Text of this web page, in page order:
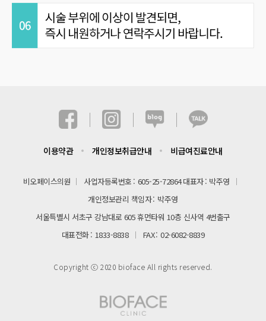
이용약관 개인정보취급안내 비급여진료안내
비오페이스의원 사업자등록번호 605-25-72864대표자 박주영
개인정보관리 책임자 박주영
서울특별시 서초구 강남대로 605 휴먼타워 10층 신사역 4번출구
대표전화 1833-8838 FAX 02-6082-8839
Copyright ⓒ 2020 bioface All rights reserved.